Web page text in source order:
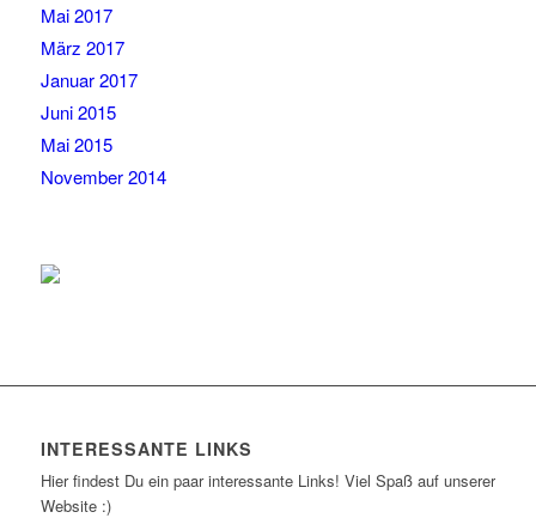
Mai 2017
März 2017
Januar 2017
Juni 2015
Mai 2015
November 2014
INTERESSANTE LINKS
Hier findest Du ein paar interessante Links! Viel Spaß auf unserer
Website :)